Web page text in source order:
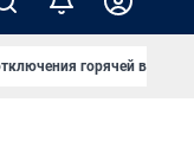
горячей воды в